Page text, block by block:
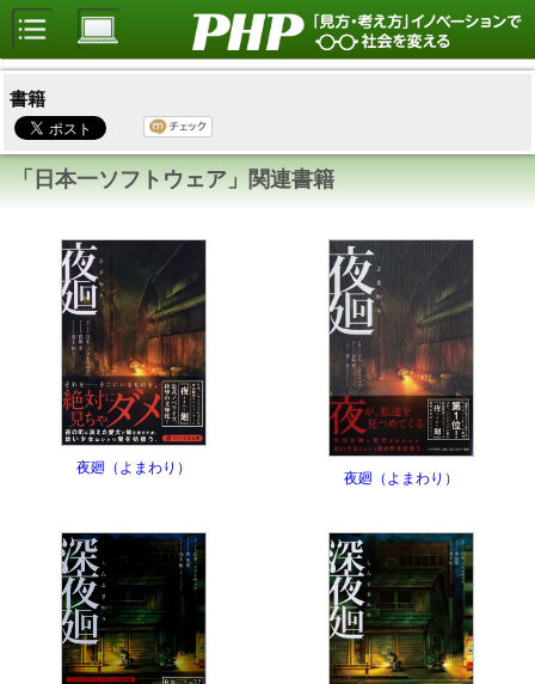
書籍
「日本一ソフトウェア」関連書籍
夜廻（よまわり）
夜廻（よまわり）